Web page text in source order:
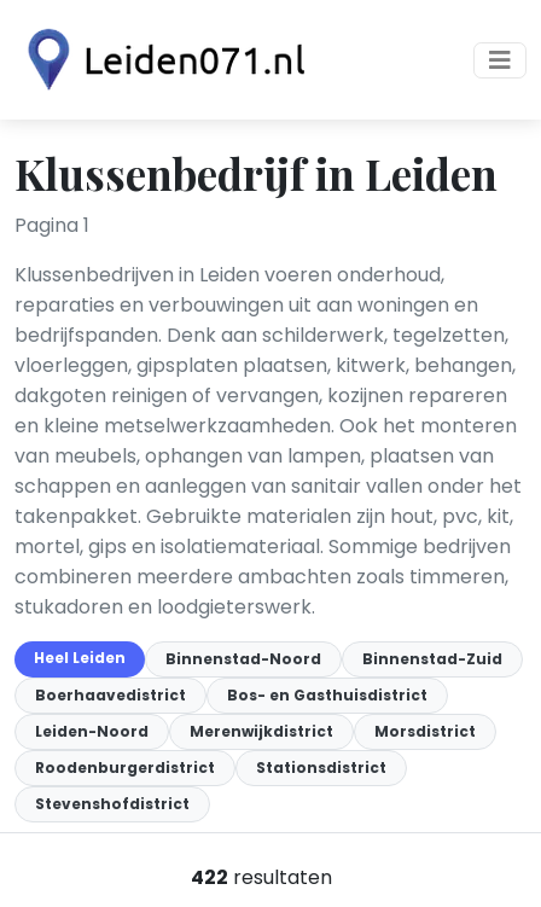
Klussenbedrijf in Leiden
Pagina 1
Klussenbedrijven in Leiden voeren onderhoud,
reparaties en verbouwingen uit aan woningen en
bedrijfspanden. Denk aan schilderwerk, tegelzetten,
vloerleggen, gipsplaten plaatsen, kitwerk, behangen,
dakgoten reinigen of vervangen, kozijnen repareren
en kleine metselwerkzaamheden. Ook het monteren
van meubels, ophangen van lampen, plaatsen van
schappen en aanleggen van sanitair vallen onder het
takenpakket. Gebruikte materialen zijn hout, pvc, kit,
mortel, gips en isolatiemateriaal. Sommige bedrijven
combineren meerdere ambachten zoals timmeren,
stukadoren en loodgieterswerk.
Heel Leiden Binnenstad-Noord
Binnenstad-Zuid
Boerhaavedistrict
Bos- en Gasthuisdistrict
Leiden-Noord
Merenwijkdistrict
Morsdistrict
Roodenburgerdistrict
Stationsdistrict
Stevenshofdistrict
422 resultaten